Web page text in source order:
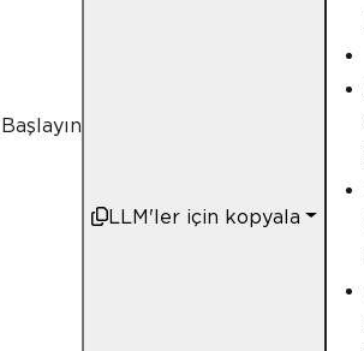
LLM'ler için kopyala